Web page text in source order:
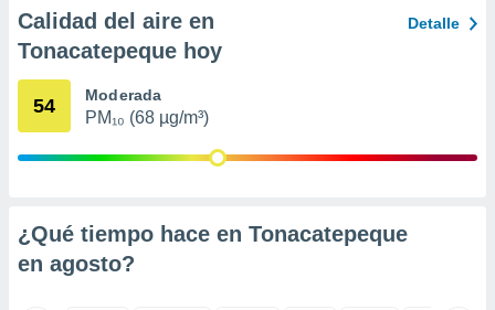
u
datos
momento
en
Calidad del aire en
Tonacatepeque hoy
Detalle
54 Moderada
PM₁₀ (68 µg/m³)
¿Qué tiempo hace en Tonacatepeque
en agosto?